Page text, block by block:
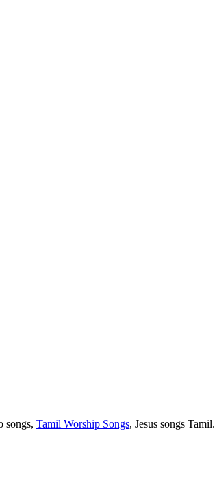
songs, Tamil Worship Songs, Jesus songs Tamil.